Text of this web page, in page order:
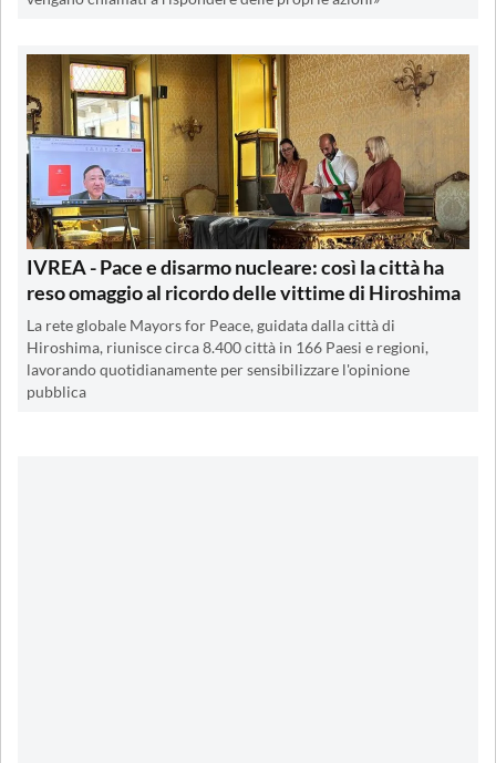
IVREA - Pace e disarmo nucleare: così la città ha
reso omaggio al ricordo delle vittime di Hiroshima
La rete globale Mayors for Peace, guidata dalla città di
Hiroshima, riunisce circa 8.400 città in 166 Paesi e regioni,
lavorando quotidianamente per sensibilizzare l'opinione
pubblica